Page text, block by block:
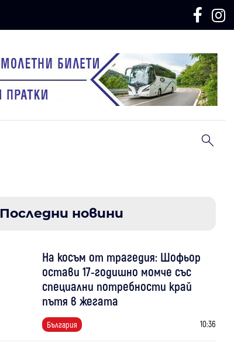
Последни новини
На косъм от трагедия: Шофьор
остави 17-годишно момче със
специални потребности край
пътя в жегата
България 10:36